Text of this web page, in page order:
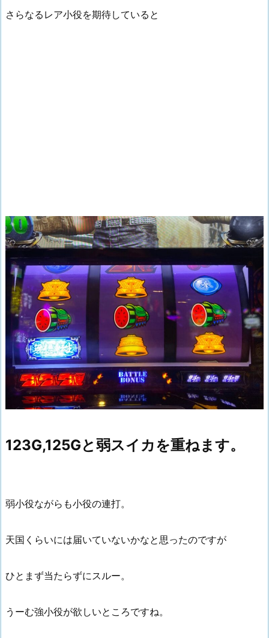
さらなるレア小役を期待していると
123G,125Gと弱スイカを重ねます。
弱小役ながらも小役の連打。
天国くらいには届いていないかなと思ったのですが
ひとまず当たらずにスルー。
うーむ強小役が欲しいところですね。